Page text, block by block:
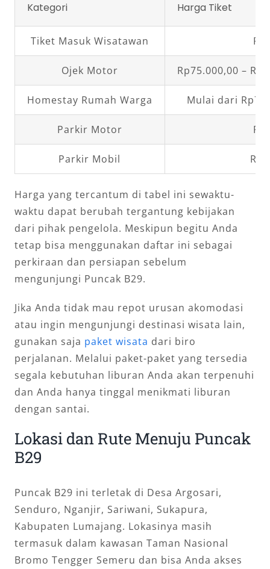
Kategori Harga Tiket
Tiket Masuk Wisatawan
Ojek Motor Rp75.000,00 –
Homestay Rumah Warga Mulai dari
Parkir Motor
Parkir Mobil
Harga yang tercantum di tabel ini sewaktu-
waktu dapat berubah tergantung kebijakan
dari pihak pengelola. Meskipun begitu Anda
tetap bisa menggunakan daftar ini sebagai
perkiraan dan persiapan sebelum
mengunjungi Puncak B29.
Jika Anda tidak mau repot urusan akomodasi
atau ingin mengunjungi destinasi wisata lain,
gunakan saja paket wisata dari biro
perjalanan. Melalui paket-paket yang tersedia
segala kebutuhan liburan Anda akan terpenuhi
dan Anda hanya tinggal menikmati liburan
dengan santai.
Lokasi dan Rute Menuju Puncak
B29
Puncak B29 ini terletak di Desa Argosari,
Senduro, Nganjir, Sariwani, Sukapura,
Kabupaten Lumajang. Lokasinya masih
termasuk dalam kawasan Taman Nasional
Bromo Tengger Semeru dan bisa Anda akses